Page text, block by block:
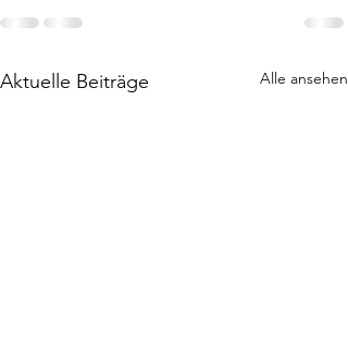
Aktuelle Beiträge Alle ansehen